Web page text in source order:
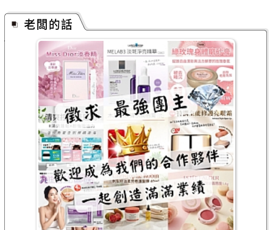
目前無最新消息
目前無最新消息
目前無最新消息
目前無最新消息
目前無最新消息